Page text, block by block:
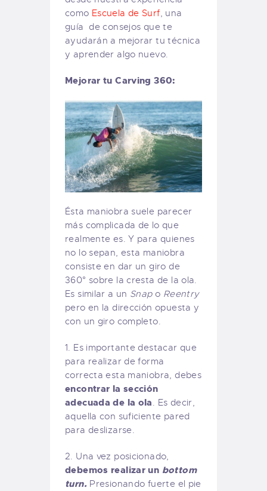
como Escuela de Surf, una
guía de consejos que te
ayudarán a mejorar tu técnica
y aprender algo nuevo.
Mejorar tu Carving 360:
Ésta maniobra suele parecer
más complicada de lo que
realmente es. Y para quienes
no lo sepan, esta maniobra
consiste en dar un giro de
360° sobre la cresta de la ola.
Es similar a un Snapo Reentry
pero en la dirección opuesta y
con un giro completo.
1. Es importante destacar que
para realizar de forma
correcta esta maniobra, debes
encontrar la sección
adecuada de la ola. Es decir,
aquella con suficiente pared
para deslizarse.
2. Una vez posicionado,
debemos realizar un bottom
turn. Presionando fuerte el pie